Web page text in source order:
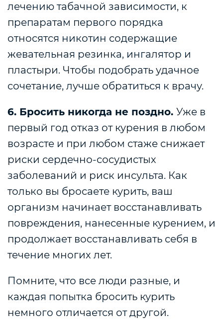
лечению табачной зависимости, к
препаратам первого порядка
относятся никотин содержащие
жевательная резинка, ингалятор и
пластыри. Чтобы подобрать удачное
сочетание, лучше обратиться к врачу.
6. Бросить никогда не поздно. Уже в
первый год отказ от курения в любом
возрасте и при любом стаже снижает
риски сердечно-сосудистых
заболеваний и риск инсульта. Как
только вы бросаете курить, ваш
организм начинает восстанавливать
повреждения, нанесенные курением, и
продолжает восстанавливать себя в
течение многих лет.
Помните, что все люди разные, и
каждая попытка бросить курить
немного отличается от другой.